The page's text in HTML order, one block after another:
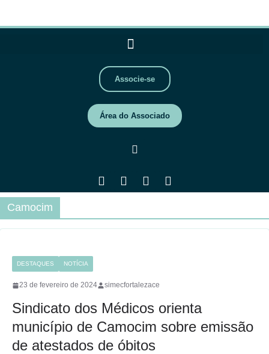
Associe-se
Área do Associado
Camocim
DESTAQUES NOTÍCIA
23 de fevereiro de 2024 simecfortalezace
Sindicato dos Médicos orienta
município de Camocim sobre emissão
de atestados de óbitos